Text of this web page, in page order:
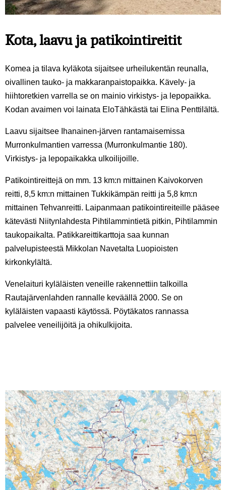
Kota, laavu ja patikointireitit
Komea ja tilava kyläkota sijaitsee urheilukentän reunalla,
oivallinen tauko- ja makkaranpaistopaikka. Kävely- ja
hiihtoretkien varrella se on mainio virkistys- ja lepopaikka.
Kodan avaimen voi lainata EloTähkästä tai Elina Penttilältä.
Laavu sijaitsee Ihanainen-järven rantamaisemissa
Murronkulmantien varressa (Murronkulmantie 180).
Virkistys- ja lepopaikakka ulkoilijoille.
Patikointireittejä on mm. 13 km:n mittainen Kaivokorven
reitti, 8,5 km:n mittainen Tukkikämpän reitti ja 5,8 km:n
mittainen Tehvanreitti. Laipanmaan patikointireiteille pääsee
kätevästi Niitynlahdesta Pihtilammintietä pitkin, Pihtilammin
taukopaikalta. Patikkareittikarttoja saa kunnan
palvelupisteestä Mikkolan Navetalta Luopioisten
kirkonkylältä.
Venelaituri kyläläisten veneille rakennettiin talkoilla
Rautajärvenlahden rannalle keväällä 2000. Se on
kyläläisten vapaasti käytössä. Pöytäkatos rannassa
palvelee veneilijöitä ja ohikulkijoita.